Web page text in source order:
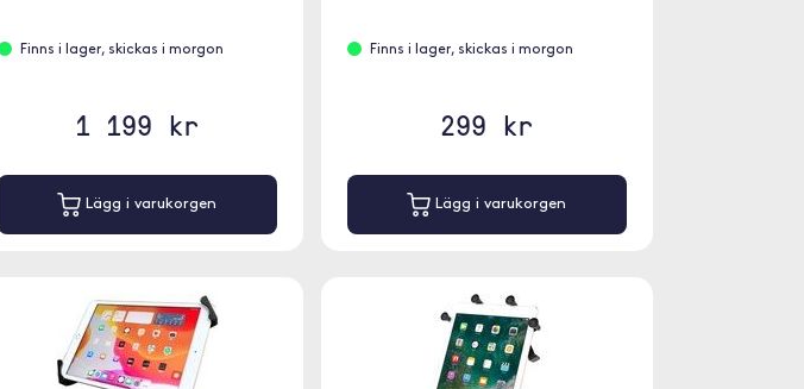
Finns i lager, skickas i morgon
1 199 kr
Lägg i varukorgen
Finns i lager, skickas i morgon
299 kr
Lägg i varukorgen